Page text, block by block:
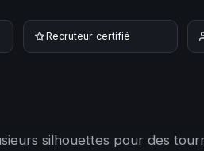
Recruteur certifié
silhouettes pour des